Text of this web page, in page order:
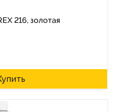
216, золотая